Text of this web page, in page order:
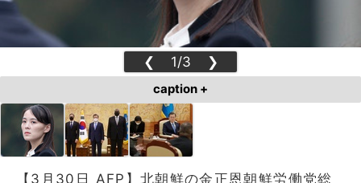
❮ 1/3 ❯
caption +
【3月30日 AFP】北朝鮮の金正恩朝鮮労働党総